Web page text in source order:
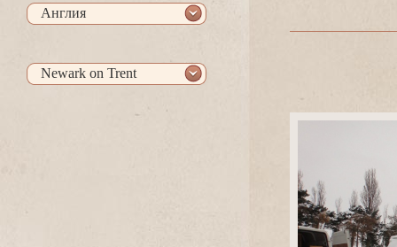
Англия
Newark on Trent